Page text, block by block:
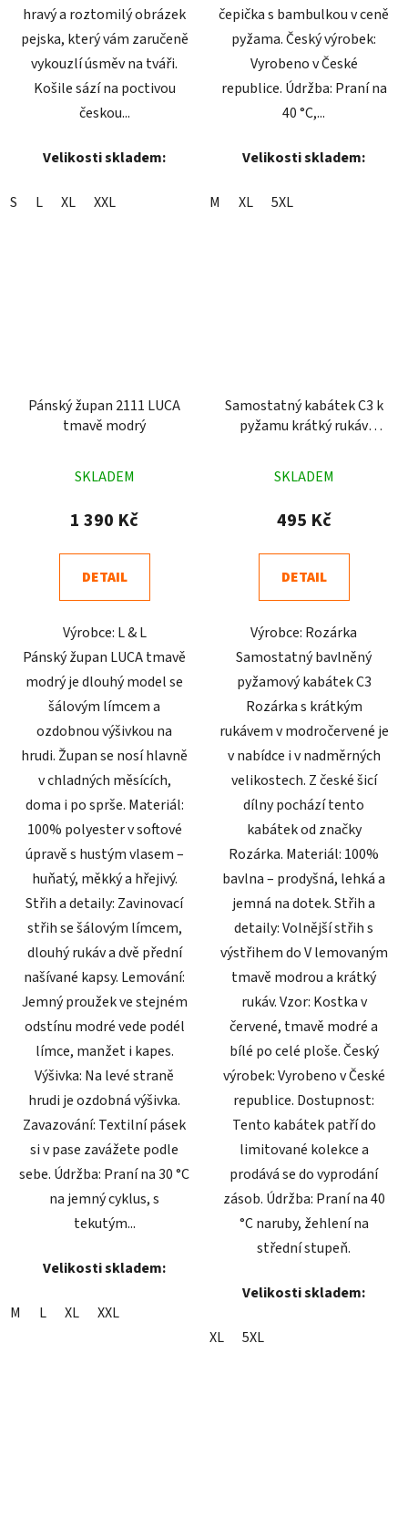
hravý a roztomilý obrázek
pejska, který vám zaručeně
vykouzlí úsměv na tváři.
Košile sází na poctivou
českou...
Velikosti skladem:
S L XL XXL
čepička s bambulkou v ceně
pyžama. Český výrobek:
Vyrobeno v České
republice. Údržba: Praní na
40 °C,...
Velikosti skladem:
M XL 5XL
Pánský župan 2111 LUCA
tmavě modrý
hodnocení
produktu
4,4
z
hvězdiček.
SKLADEM
1 390 Kč
DETAIL
Výrobce: L & L
Pánský župan LUCA tmavě
modrý je dlouhý model se
šálovým límcem a
ozdobnou výšivkou na
hrudi. Župan se nosí hlavně
v chladných měsících,
doma i po sprše. Materiál:
100% polyester v softové
úpravě s hustým vlasem –
huňatý, měkký a hřejivý.
Střih a detaily: Zavinovací
střih se šálovým límcem,
dlouhý rukáv a dvě přední
našívané kapsy. Lemování:
Jemný proužek ve stejném
odstínu modré vede podél
límce, manžet i kapes.
Výšivka: Na levé straně
hrudi je ozdobná výšivka.
Zavazování: Textilní pásek
si v pase zavážete podle
sebe. Údržba: Praní na 30 °C
na jemný cyklus, s
tekutým...
Velikosti skladem:
M L XL XXL
Samostatný kabátek C3 k
pyžamu krátký rukáv
hodnocení
produktu
4,5
z
hvězdiček.
SKLADEM
495 Kč
DETAIL
Výrobce: Rozárka
Samostatný bavlněný
pyžamový kabátek C3
Rozárka s krátkým
rukávem v modročervené je
v nabídce i v nadměrných
velikostech. Z české šicí
dílny pochází tento
kabátek od značky
Rozárka. Materiál: 100%
bavlna – prodyšná, lehká a
jemná na dotek. Střih a
detaily: Volnější střih s
výstřihem do V lemovaným
tmavě modrou a krátký
rukáv. Vzor: Kostka v
červené, tmavě modré a
bílé po celé ploše. Český
výrobek: Vyrobeno v České
republice. Dostupnost:
Tento kabátek patří do
limitované kolekce a
prodává se do vyprodání
zásob. Údržba: Praní na 40
°C naruby, žehlení na
střední stupeň.
Velikosti skladem:
XL 5XL